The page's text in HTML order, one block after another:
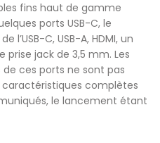
fins haut de gamme
ports USB-C, le
l’USB-C, USB-A, HDMI, un
jack de 3,5 mm. Les
ces ports ne sont pas
caractéristiques complètes
le lancement étant